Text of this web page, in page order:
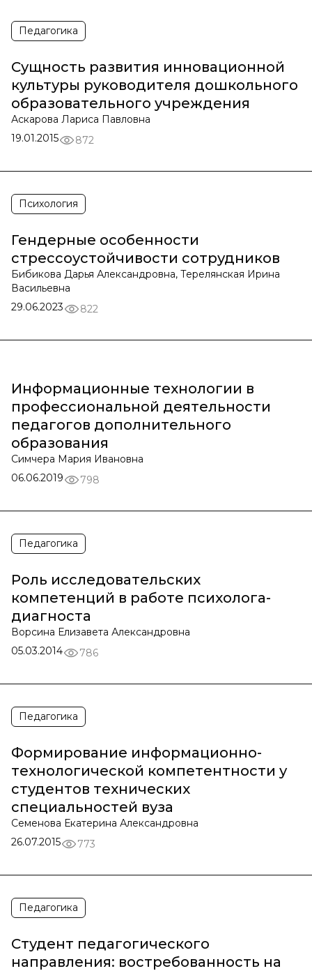
Педагогика
Сущность развития инновационной
культуры руководителя дошкольного
образовательного учреждения
Аскарова Лариса Павловна
19.01.2015
872
Психология
Гендерные особенности
стрессоустойчивости сотрудников
Бибикова Дарья Александровна, Терелянская Ирина
Васильевна
29.06.2023
822
Информационные технологии в
профессиональной деятельности
педагогов дополнительного
образования
Симчера Мария Ивановна
06.06.2019
798
Педагогика
Роль исследовательских
компетенций в работе психолога-
диагноста
Ворсина Елизавета Александровна
05.03.2014
786
Педагогика
Формирование информационно-
технологической компетентности у
студентов технических
специальностей вуза
Семенова Екатерина Александровна
26.07.2015
773
Педагогика
Студент педагогического
направления: востребованность на